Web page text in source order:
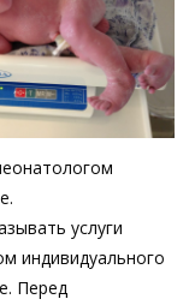
услуги
индивидуального
Перед